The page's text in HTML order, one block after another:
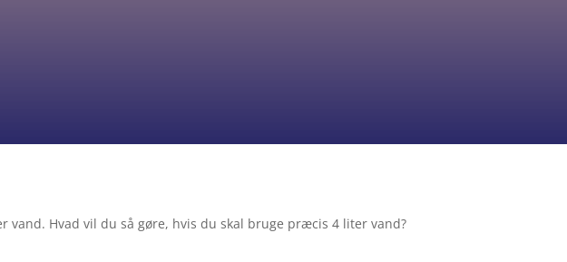
Hvad vil du så gøre, hvis du skal bruge præcis 4 liter vand?